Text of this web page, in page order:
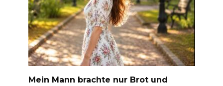
Mein Mann brachte nur Brot und